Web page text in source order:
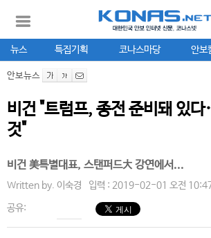
뉴스 특집기획 코나스마당 안보
안보뉴스
비건 "트럼프, 종전 준비돼 있
것"
비건 美특별대표, 스탠퍼드大 강연에서...
Written by. 이숙경 입력 : 2019-02-01 오전
공유: